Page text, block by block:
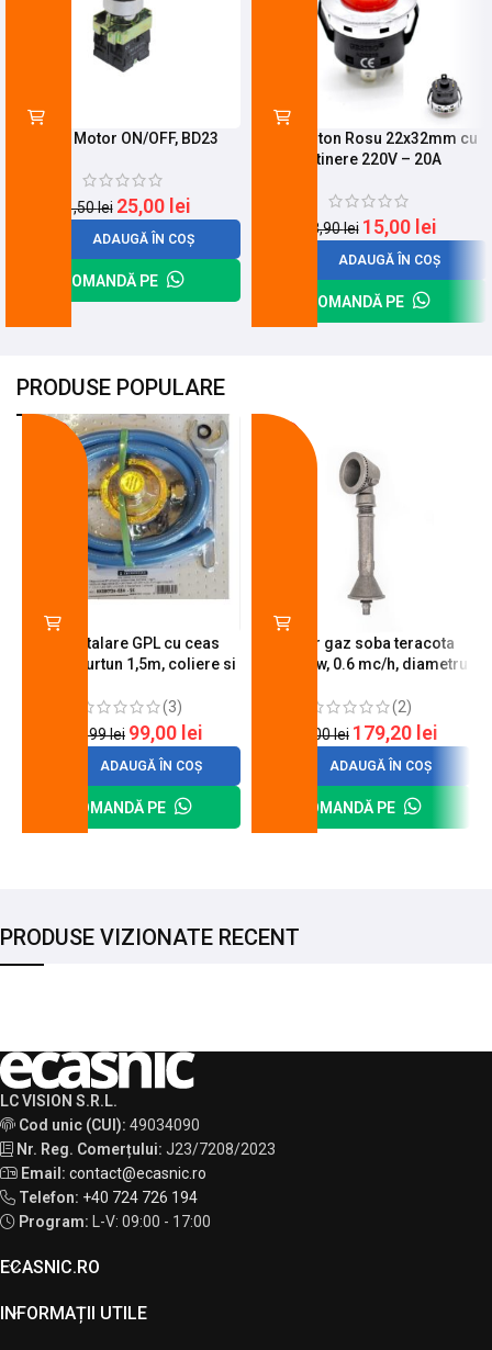
Buton Motor ON/OFF, BD23
31,50lei 25,00 lei
ADAUGĂ ÎN COȘ
COMANDĂ PE
Push Buton Rosu 22x32mm cu
Retinere 220V – 20A
18,90lei 15,00 lei
ADAUGĂ ÎN COȘ
COMANDĂ PE
PRODUSE POPULARE
Kit instalare GPL cu ceas
butelie, furtun 1,5m, coliere si
(3)
120,99lei 99,00 lei
ADAUGĂ ÎN COȘ
COMANDĂ PE
Arzator gaz soba teracota
A600, 6 kw, 0.6 mc/h, diametru
(2)
200,00lei 179,20 lei
ADAUGĂ ÎN COȘ
COMANDĂ PE
PRODUSE VIZIONATE RECENT
LC VISION S.R.L.
Cod unic (CUI): 49034090
Nr. Reg. Comerțului: J23/7208/2023
Email: contact@ecasnic.ro
Telefon: +40 724 726 194
Program:
L-V: 09:00 - 17:00
ECASNIC.RO
INFORMAȚII UTILE